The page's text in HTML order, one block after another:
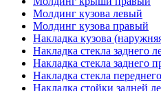
Молдинг кузова левый
Молдинг кузова правый
Накладка кузова
Накладка стекла заднего
Накладка стекла заднего
Накладка стекла
Накладка стойки задней